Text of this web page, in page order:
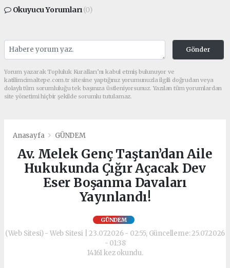
Okuyucu Yorumları(0)
Gönder
Yorum yazarak Topluluk Kuralları’nı kabul etmiş bulunuyor ve
katilimcimaltepe.com.tr sitesine yaptığınız yorumunuzla ilgili doğrudan veya
dolaylı tüm sorumluluğu tek başınıza üstleniyorsunuz. Yazılan tüm yorumlardan
site yönetimi hiçbir şekilde sorumlu tutulamaz.
Anasayfa GÜNDEM
Av. Melek Genç Taştan’dan Aile
Hukukunda Çığır Açacak Dev
Eser Boşanma Davaları
Yayınlandı!
GÜNDEM
(Web Sitesi) - Web Sitesi | 23.07.2026 - 02:55, Güncelleme: 25.07.2026
- 01:38
14161 kez okundu.